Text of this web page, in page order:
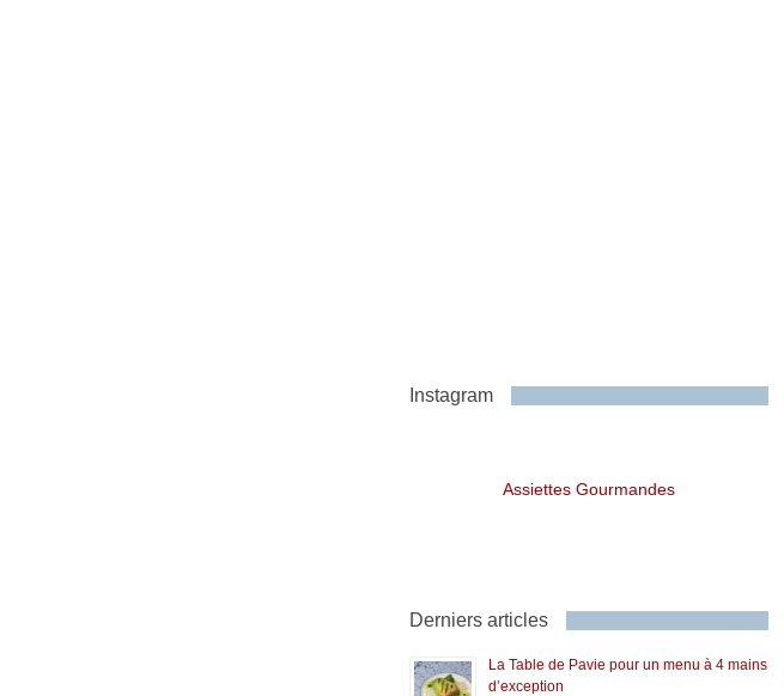
Instagram
Assiettes Gourmandes
Derniers articles
La Table de Pavie pour un menu à 4 mains
d’exception